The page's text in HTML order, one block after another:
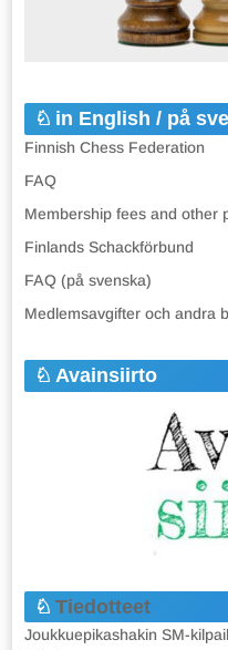
in English / på
Finnish Chess Federation
FAQ
Membership fees and other
Finlands Schackförbund
FAQ (på svenska)
Medlemsavgifter och andra
Avainsiirto
Tiedotteet
Joukkuepikashakin SM-